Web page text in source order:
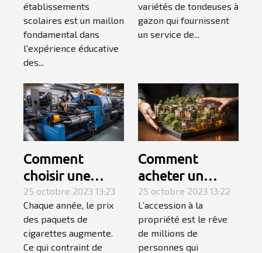
établissements
scolaires est un maillon
fondamental dans
l'expérience éducative
des...
variétés de tondeuses à
gazon qui fournissent
un service de...
Comment
choisir une
tubeuse
électrique ?
25 octobre 2023 13:23
Chaque année, le prix
des paquets de
cigarettes augmente.
Ce qui contraint de
Comment
acheter un
appartement ? 3
étapes pour
faire le meilleur
choix
25 octobre 2023 13:22
L’accession à la
propriété est le rêve
de millions de
personnes qui